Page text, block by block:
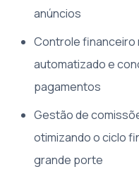
anúncios
Controle financeiro
automatizado e
pagamentos
Gestão de
otimizando o ciclo
grande porte